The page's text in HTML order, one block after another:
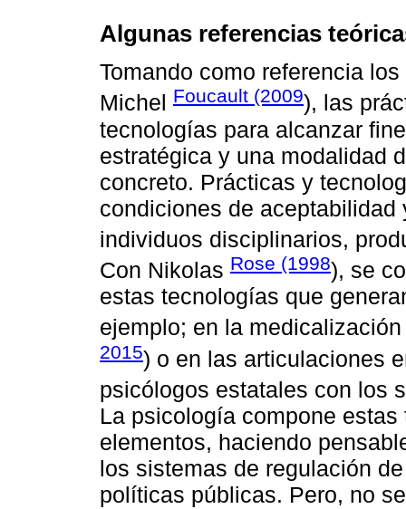
Algunas referencias
Tomando como referencia
Michel Foucault (2009), las
tecnologías para alcanzar
estratégica y una modalidad
concreto. Prácticas y
condiciones de
individuos disciplinarios,
Con Nikolas Rose (1998), se
estas tecnologías que
ejemplo; en la
2015) o en las articulaciones
psicólogos estatales con los
La psicología compone
elementos, haciendo
los sistemas de regulación
políticas públicas. Pero, no